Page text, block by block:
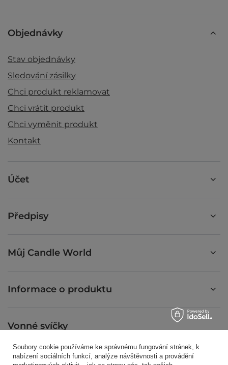
Objednávky
Stav objednávky
Sledování zásilky
Chci produkt reklamovat
Chci vrátit produkt
Chci vyměnit produkt
Kontakt
Účet
Předpisy
Můj Candle World
Informace o produktu
Vonné svíčky
Zkratkou
Soubory cookie používáme ke správnému fungování stránek, k
nabízení sociálních funkcí, analýze návštěvnosti a provádění